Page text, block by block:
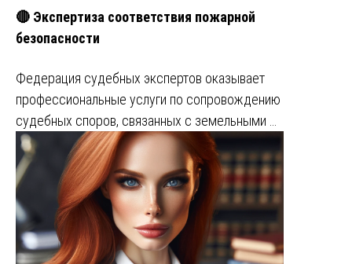
🔴 Экспертиза соответствия пожарной
безопасности
Федерация судебных экспертов оказывает
профессиональные услуги по сопровождению
судебных споров, связанных с земельными …